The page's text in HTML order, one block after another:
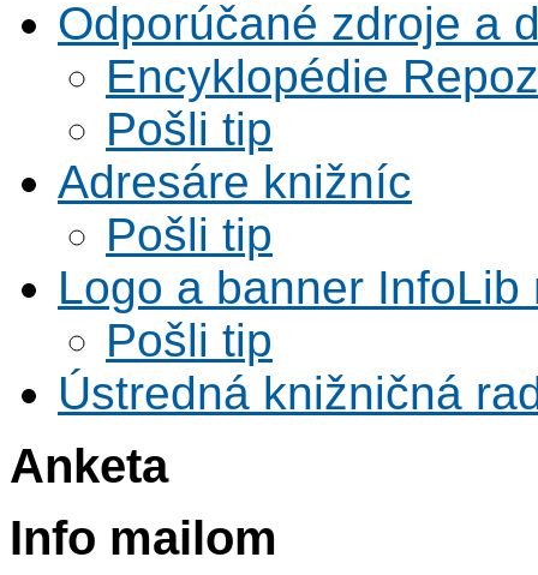
Odporúčané zdroje a
Encyklopédie
Pošli tip
Adresáre knižníc
Pošli tip
Logo a banner InfoLib
Pošli tip
Ústredná knižničná
Anketa
Info mailom